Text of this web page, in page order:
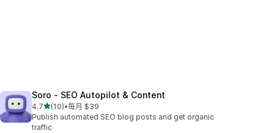
Soro ‑ SEO Autopilot & Content
4.7滿分 5 顆星
(10)
共有 10 則評價
•每月 $39
Publish automated SEO blog posts and get organic
traffic